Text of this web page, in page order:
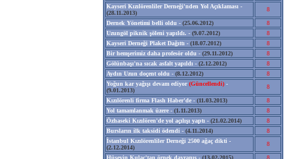
Kayseri Kızılörenliler Derneği'nden Yol Açıklaması -
(28.11.2013)
8
Dernek Yönetimi belli oldu - (25.06.2012)
8
Uzungöl piknik şöleni yapıldı. - (9.07.2012)
8
Kayseri Derneği Plaket Dağıttı - (18.07.2012)
8
Bir hemşerimiz daha profesör oldu - (29.11.2012)
8
Gölünbaşı'na sıcak asfalt yapıldı - (2.12.2012)
8
Aydın Uzun doçent oldu - (8.12.2012)
8
Yoğun kar yağışı devam ediyor(Güncellendi) -
(9.01.2013)
8
Kızılörenli firma Flash Haber'de - (11.03.2013)
8
Yol tamamlanmak üzere - (1.11.2013)
8
Özhaseki Kızılören'de yol açılışı yaptı - (21.02.2014)
8
Bursların ilk taksidi ödendi - (4.11.2014)
8
İstanbul Kızılörenliler Derneği 2500 ağaç dikti -
(2.12.2014)
8
Hüseyin Kulaç'tan örnek davranış - (13.02.2015) 8